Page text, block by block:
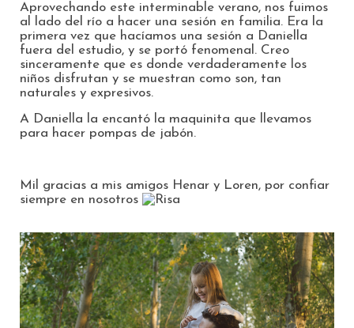
Aprovechando este interminable verano, nos fuimos
al lado del río a hacer una sesión en familia. Era la
primera vez que hacíamos una sesión a Daniella
fuera del estudio, y se portó fenomenal. Creo
sinceramente que es donde verdaderamente los
niños disfrutan y se muestran como son, tan
naturales y expresivos.
A Daniella la encantó la maquinita que llevamos
para hacer pompas de jabón.
Mil gracias a mis amigos Henar y Loren, por confiar
siempre en nosotros